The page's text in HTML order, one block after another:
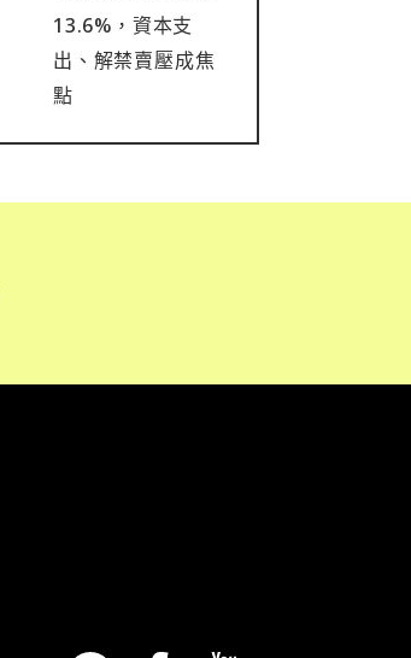
13.6%，資本支
出、解禁賣壓成焦
點